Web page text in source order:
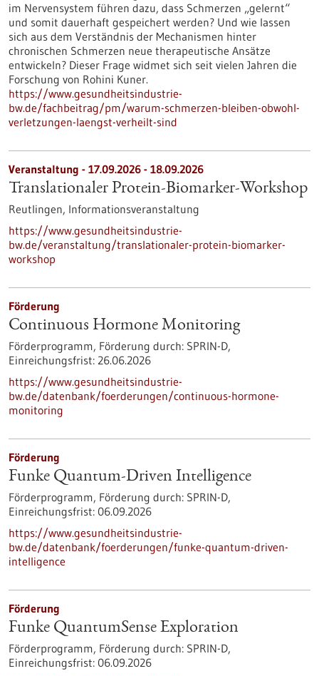
im Nervensystem führen dazu, dass Schmerzen „gelernt“
und somit dauerhaft gespeichert werden? Und wie lassen
sich aus dem Verständnis der Mechanismen hinter
chronischen Schmerzen neue therapeutische Ansätze
entwickeln? Dieser Frage widmet sich seit vielen Jahren die
Forschung von Rohini Kuner.
https://www.gesundheitsindustrie-
bw.de/fachbeitrag/pm/warum-schmerzen-bleiben-obwohl-
verletzungen-laengst-verheilt-sind
Veranstaltung - 17.09.2026 - 18.09.2026
Translationaler Protein-Biomarker-Workshop
Reutlingen, Informationsveranstaltung
https://www.gesundheitsindustrie-
bw.de/veranstaltung/translationaler-protein-biomarker-
workshop
Förderung
Continuous Hormone Monitoring
Förderprogramm, Förderung durch: SPRIN-D,
Einreichungsfrist: 26.06.2026
https://www.gesundheitsindustrie-
bw.de/datenbank/foerderungen/continuous-hormone-
monitoring
Förderung
Funke Quantum-Driven Intelligence
Förderprogramm, Förderung durch: SPRIN-D,
Einreichungsfrist: 06.09.2026
https://www.gesundheitsindustrie-
bw.de/datenbank/foerderungen/funke-quantum-driven-
intelligence
Förderung
Funke QuantumSense Exploration
Förderprogramm, Förderung durch: SPRIN-D,
Einreichungsfrist: 06.09.2026